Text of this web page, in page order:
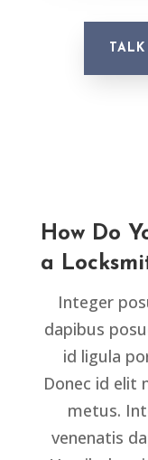
How Do
a
Integer
dapibus
id ligula
Donec id elit
metus.
venenatis